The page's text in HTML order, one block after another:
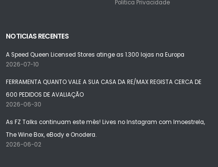
Politica Privacidade
NOTICIAS RECENTES
A Speed Queen Licensed Stores atinge as 1.300 lojas na Europa
2026-07-10
FERRAMENTA QUANTO VALE A SUA CASA DA RE/MAX REGISTA CERCA DE
600 PEDIDOS DE AVALIAÇÃO
2026-06-30
As FZ Talks continuam este mês! Lives no Instagram com Imoestrela,
The Wine Box, eBody e Onodera.
2026-06-02